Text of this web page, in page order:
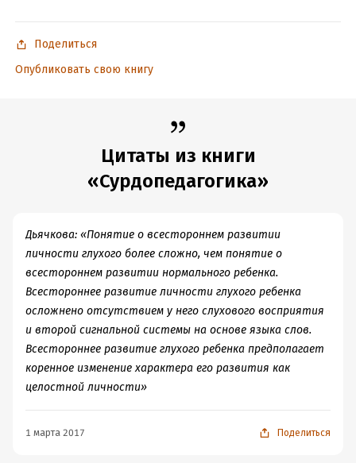
Поделиться
Опубликовать свою книгу
Цитаты из книги
«Сурдопедагогика»
Дьячкова: «Понятие о всестороннем развитии
личности глухого более сложно, чем понятие о
всестороннем развитии нормального ребенка.
Всестороннее развитие личности глухого ребенка
осложнено отсутствием у него слухового восприятия
и второй сигнальной системы на основе языка слов.
Всестороннее развитие глухого ребенка предполагает
коренное изменение характера его развития как
целостной личности»
1 марта 2017 Поделиться